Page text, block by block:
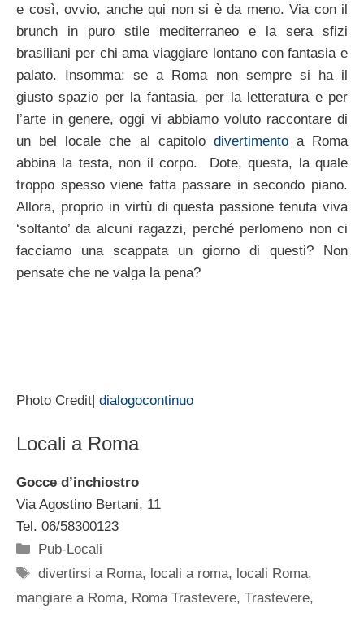
e così, ovvio, anche qui non si è da meno. Via con il
brunch in puro stile mediterraneo e la sera sfizi
brasiliani per chi ama viaggiare lontano con fantasia e
palato. Insomma: se a Roma non sempre si ha il
giusto spazio per la fantasia, per la letteratura e per
l’arte in genere, oggi vi abbiamo voluto raccontare di
un bel locale che al capitolo divertimentoa Roma
abbina la testa, non il corpo. Dote, questa, la quale
troppo spesso viene fatta passare in secondo piano.
Allora, proprio in virtù di questa passione tenuta viva
‘soltanto’ da alcuni ragazzi, perché perlomeno non ci
facciamo una scappata un giorno di questi? Non
pensate che ne valga la pena?
Photo Credit| dialogocontinuo
Locali a Roma
Gocce d’inchiostro
Via Agostino Bertani, 11
Tel. 06/58300123
Categorie
Pub-Locali
Tag
divertirsi a Roma, locali a roma, locali Roma,
mangiare a Roma, Roma Trastevere, Trastevere,